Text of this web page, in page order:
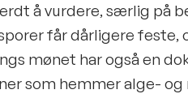
å vurdere, særlig på
får dårligere feste,
mønet har også en
som hemmer alge-